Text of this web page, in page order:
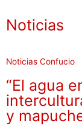
Noticias
Noticias Confucio
“El agua
y